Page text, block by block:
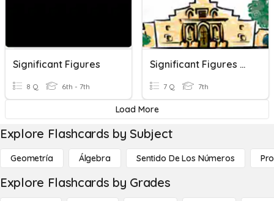
Significant Figures
8 Q 6th - 7th
Significant Figures Of The Texas Revolution
7 Q 7th
Load More
Explore Flashcards by Subject
Geometría Álgebra Sentido De Los Números
Explore Flashcards by Grades